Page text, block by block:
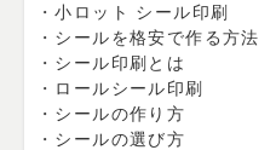
小ロット シール印刷
シールを格安で作る方法
シール印刷とは
ロールシール印刷
シールの作り方
シールの選び方